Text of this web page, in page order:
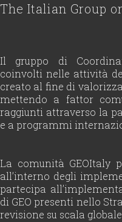
The Italian Group
Il gruppo di
coinvolti nelle attività
creato al fine di
mettendo a fattor
raggiunti attraverso la
e a programmi
La comunità GEOItaly
all’interno degli
partecipa
di GEO presenti nello
revisione su scala globale.